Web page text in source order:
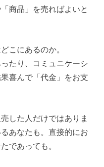
商品」を売ればよいと
こにあるのか。
たり、コミュニケーシ
喜んで「代金」をお支
した人だけではありま
あなたも。直接的にお
であっても。